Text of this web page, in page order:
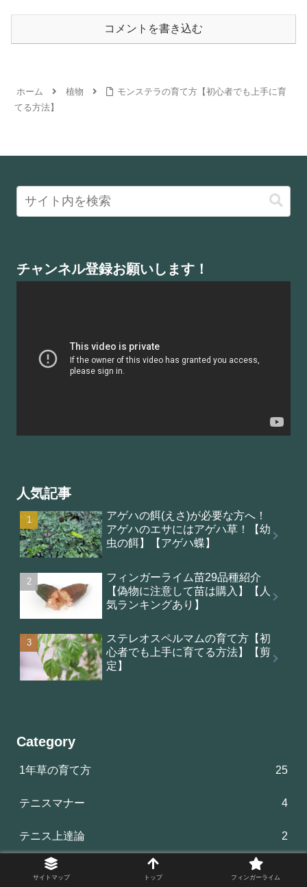
コメントを書き込む
ホーム 植物
モンステラの育て方【初心者でも上手に育
てる方法】
チャンネル登録お願いします！
人気記事
アゲハの餌(えさ)が必要な方へ！
アゲハのエサにはアゲハ草！【幼
虫の餌】【アゲハ蝶】
フィンガーライム苗29品種紹介
【偽物に注意して苗は購入】【人
気ランキングあり】
ステレオスペルマムの育て方【初
心者でも上手に育てる方法】【剪
定】
Category
1年草の育て方 25
テニスマナー 4
テニス上達論 2
テニス用品
サイトマップ トップ フィンガーライム